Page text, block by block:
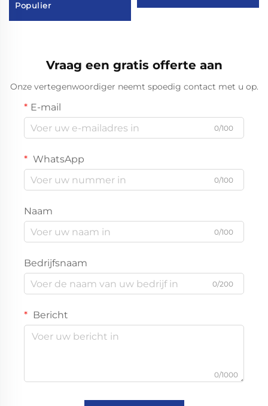
Populier
Vraag een gratis offerte aan
Onze vertegenwoordiger neemt spoedig contact met u op.
E-mail
0/100
WhatsApp
0/100
Naam
0/100
Bedrijfsnaam
0/200
Bericht
0/1000